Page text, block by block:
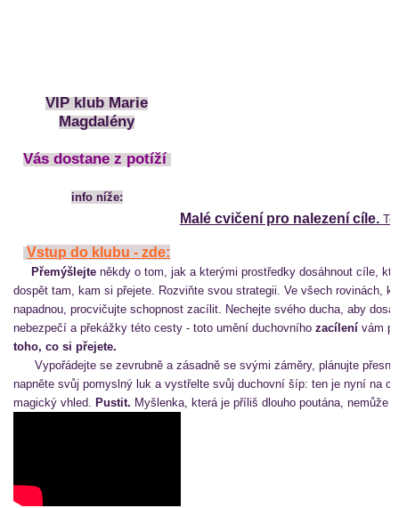
VIP klub Marie
Magdalény
Vás dostane z potíží
info níže:
Vstup do klubu - zde:
Malé cvičení pro nalezení cíle.
Přemýšlejte někdy o tom, jak a kterými prostředky dosáhnout cíle,
dospět tam, kam si přejete. Rozviňte svou strategii. Ve všech rovinách,
napadnou, procvičujte schopnost zacílit. Nechejte svého ducha, aby
nebezpečí a překážky této cesty - toto umění duchovního zacílení vám
toho, co si přejete.
Vypořádejte se zevrubně a zásadně se svými záměry, plánujte
napněte svůj pomyslný luk a vystřelte svůj duchovní šíp: ten je nyní na
magický vhled. Pustit. Myšlenka, která je příliš dlouho poutána, nemůže